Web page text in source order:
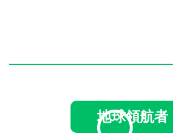
地球領航者